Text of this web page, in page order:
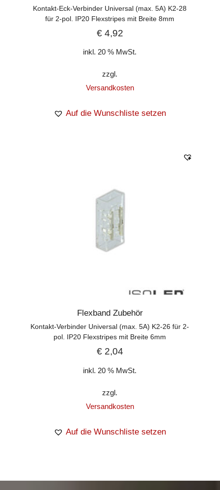
Kontakt-Eck-Verbinder Universal (max. 5A) K2-28
für 2-pol. IP20 Flexstripes mit Breite 8mm
€4,92
inkl. 20 % MwSt.
zzgl.
Versandkosten
Auf die Wunschliste setzen
Flexband Zubehör
Kontakt-Verbinder Universal (max. 5A) K2-26 für 2-
pol. IP20 Flexstripes mit Breite 6mm
€2,04
inkl. 20 % MwSt.
zzgl.
Versandkosten
Auf die Wunschliste setzen